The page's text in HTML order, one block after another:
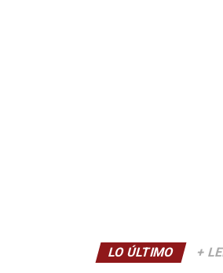
LO ÚLTIMO +